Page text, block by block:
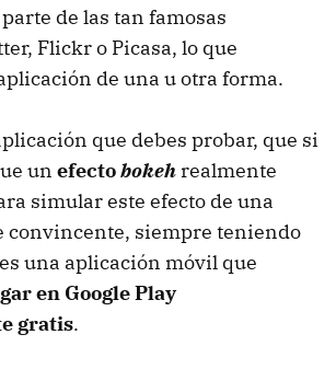
de las tan famosas
Flickr o Picasa, lo que
de una u otra forma.
que debes probar, que si
un efectobokeh realmente
simular este efecto de una
convincente, siempre teniendo
una aplicación móvil que
en Google Play
gratis.